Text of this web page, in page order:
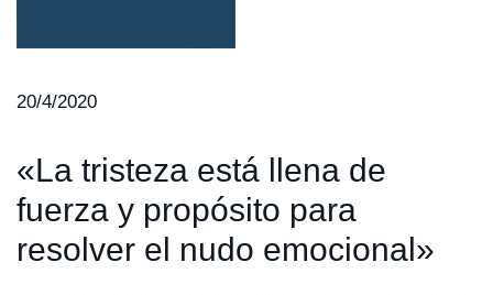
20/4/2020
«La tristeza está llena de
fuerza y propósito para
resolver el nudo emocional»